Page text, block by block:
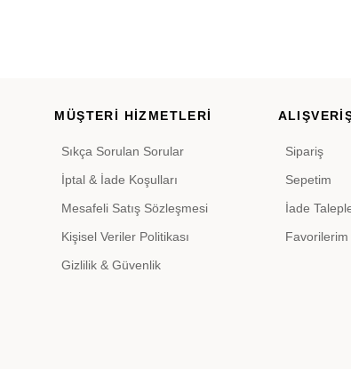
MÜŞTERİ HİZMETLERİ
Sıkça Sorulan Sorular
İptal & İade Koşulları
Mesafeli Satış Sözleşmesi
Kişisel Veriler Politikası
Gizlilik & Güvenlik
Sipariş
Sepetim
İade
Favorilerim